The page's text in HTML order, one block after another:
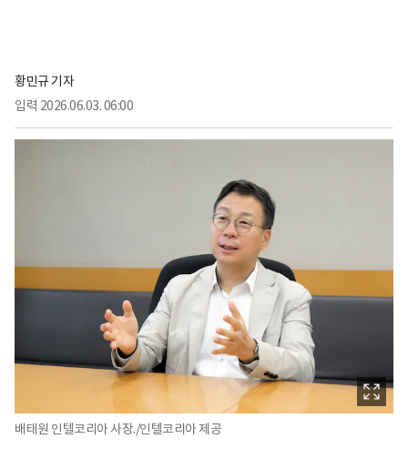
황민규 기자
입력 2026.06.03. 06:00
배태원 인텔코리아 사장./인텔코리아 제공